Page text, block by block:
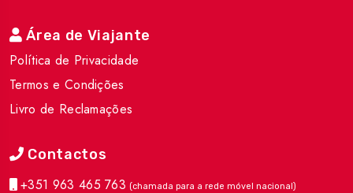
Área de Viajante
Política de Privacidade
Termos e Condições
Livro de Reclamações
Contactos
+351 963 465 763 (chamada para a rede móvel nacional)